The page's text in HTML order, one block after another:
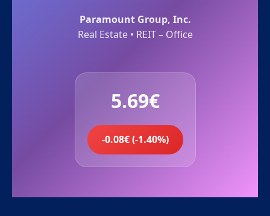
Paramount Group, Inc.
Real Estate • REIT – Office
5.69€
-0.08€ (-1.40%)